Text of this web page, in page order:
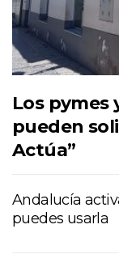
Los pymes
pueden
Actúa”
Andalucía
puedes usarla